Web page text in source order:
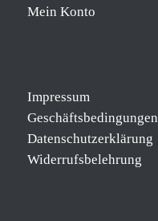
Mein Konto
Impressum
Geschäftsbedingungen
Datenschutzerklärung
Widerrufsbelehrung